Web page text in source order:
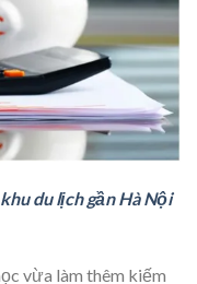
du lịch gần Hà Nội
vừa làm thêm kiếm